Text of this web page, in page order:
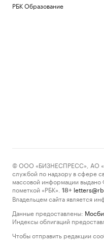
РБК Образование
© ООО «БИЗНЕСПРЕСС», АО
службой по надзору в сфере
массовой информации
пометкой «РБК».
18+
Владельцем сайта является
Данные предоставлены:
Индексы облигаций
Чтобы отправить редакции